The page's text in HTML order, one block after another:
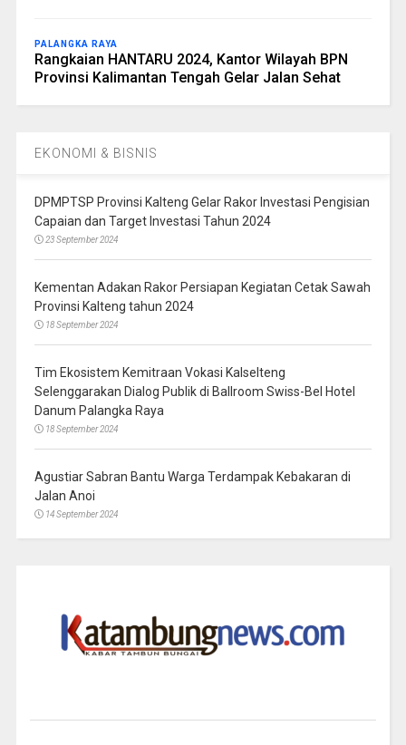
PALANGKA RAYA
Rangkaian HANTARU 2024, Kantor Wilayah BPN
Provinsi Kalimantan Tengah Gelar Jalan Sehat
EKONOMI & BISNIS
DPMPTSP Provinsi Kalteng Gelar Rakor Investasi Pengisian
Capaian dan Target Investasi Tahun 2024
23 September 2024
Kementan Adakan Rakor Persiapan Kegiatan Cetak Sawah
Provinsi Kalteng tahun 2024
18 September 2024
Tim Ekosistem Kemitraan Vokasi Kalselteng
Selenggarakan Dialog Publik di Ballroom Swiss-Bel Hotel
Danum Palangka Raya
18 September 2024
Agustiar Sabran Bantu Warga Terdampak Kebakaran di
Jalan Anoi
14 September 2024